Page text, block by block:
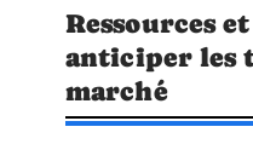
Ressources
anticiper les
marché